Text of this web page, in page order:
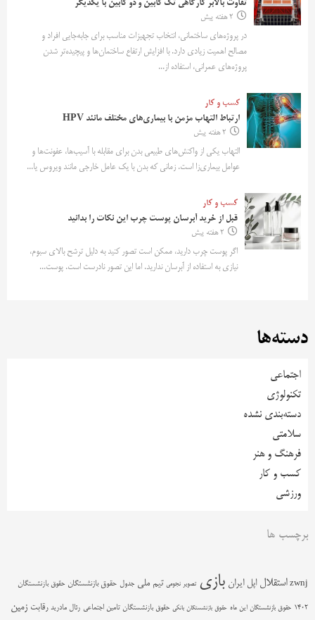
تفاوت بالابر کارگاهی تک کابین و دو کابین با یکدیگر
2 هفته پیش
در پروژه‌های ساختمانی، انتخاب تجهیزات مناسب برای جابه‌جایی افراد و
مصالح اهمیت زیادی دارد. با افزایش ارتفاع ساختمان‌ها و پیچیده‌تر شدن
پروژه‌های عمرانی، استفاده از...
کسب و کار
ارتباط التهاب مزمن با بیماری‌های مختلف مانند HPV
2 هفته پیش
التهاب یکی از واکنش‌های طبیعی بدن برای مقابله با آسیب‌ها، عفونت‌ها و
عوامل بیماری‌زا است. زمانی که بدن با یک عامل خارجی مانند ویروس یا...
کسب و کار
قبل از خرید آبرسان پوست چرب این نکات را بدانید
2 هفته پیش
اگر پوست چرب دارید، ممکن است تصور کنید به دلیل ترشح بالای سبوم،
نیازی به استفاده از آبرسان ندارید. اما این تصور نادرست است. پوست...
دسته‌ها
اجتماعی
تکنولوژی
دسته‌بندی نشده
سلامتی
فرهنگ و هنر
کسب و کار
ورزشی
برچسب ها
zwnj استقلال اپل ایران بازی تصویر نجومی تیم ملی جدول حقوق بازنشستگان حقوق بازنشستگان
1402 حقوق بازنشستگان این ماه حقوق بازنشستگان بانکی حقوق بازنشستگان تامین اجتماعی رئال مادرید رقابت زمین